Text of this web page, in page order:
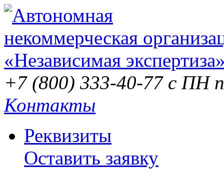
+7 (800) 333-40-77 с ПН
Контакты
Реквизиты
Оставить заявку